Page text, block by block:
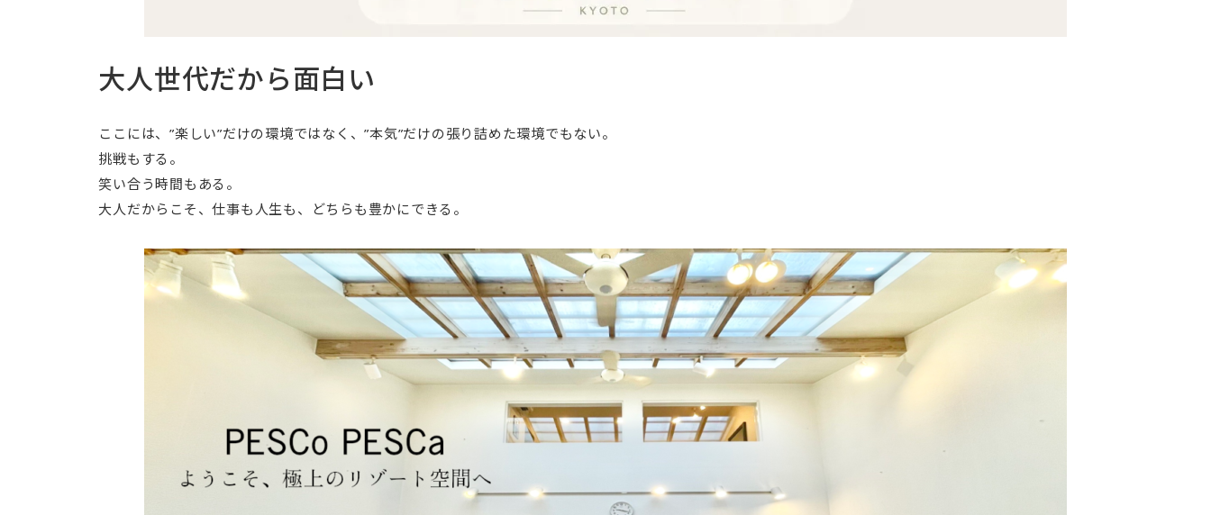
大人世代だから面白い
ここには、”楽しい”だけの環境ではなく、”本気”だけの張り詰めた環境でもない。
挑戦もする。
笑い合う時間もある。
大人だからこそ、仕事も人生も、どちらも豊かにできる。